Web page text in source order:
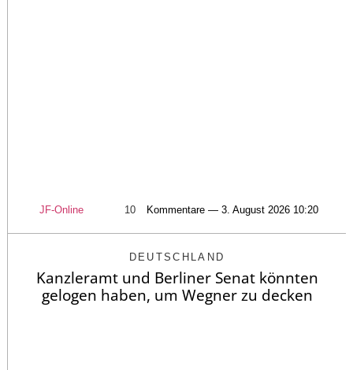
JF-Online 10 Kommentare — 3. August 2026 10:20
DEUTSCHLAND
Kanzleramt und Berliner Senat könnten
gelogen haben, um Wegner zu decken